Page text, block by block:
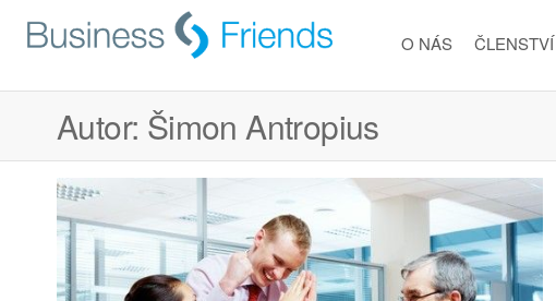
content
Business
Friends
BusinessO NÁS ČLENSTVÍ
Autor: Šimon Antropius